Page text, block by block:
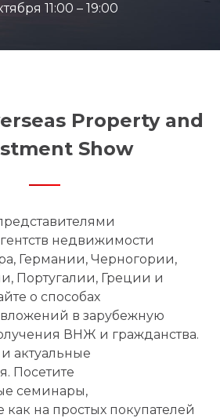
11:00 – 19:00
Property and
Show
недвижимости
Германии, Черногории,
Португалии, Греции и
о способах
в зарубежную
ВНЖ и гражданства.
актуальные
Посетите
семинары,
на простых покупателей